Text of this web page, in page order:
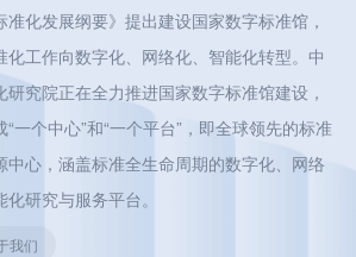
准化发展纲要》提出建设国家数字标准馆，
化工作向数字化、网络化、智能化转型。中
研究院正在全力推进国家数字标准馆建设，
“一个中心”和“一个平台”，即全球领先的标准
中心，涵盖标准全生命周期的数字化、网络
研究与服务平台。
我们